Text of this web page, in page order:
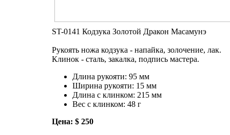
ST-0141 Кодзука Золотой Дракон Масамунэ
Рукоять ножа кодзука - напайка, золочение, лак.
Клинок - сталь, закалка, подпись мастера.
Длина рукояти: 95 мм
Ширина рукояти: 15 мм
Длина с клинком: 215 мм
Вес с клинком: 48 г
Цена: $ 250